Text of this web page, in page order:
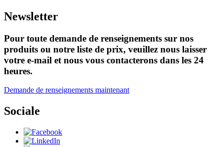
Newsletter
Pour toute demande de renseignements sur nos
produits ou notre liste de prix, veuillez nous laisser
votre e-mail et nous vous contacterons dans les 24
heures.
Demande de renseignements maintenant
Sociale